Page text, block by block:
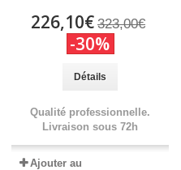
226,10€ 323,00€
-30%
Détails
Qualité professionnelle.
Livraison sous 72h
Ajouter au